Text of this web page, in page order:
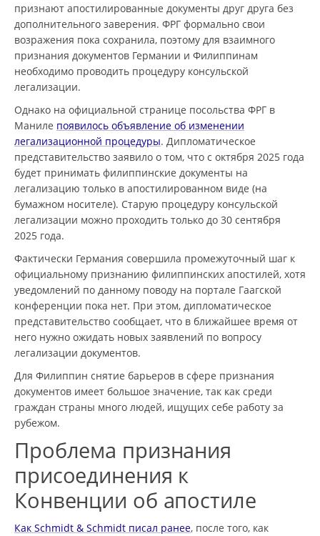
признают апостилированные документы друг друга без
дополнительного заверения. ФРГ формально свои
возражения пока сохранила, поэтому для взаимного
признания документов Германии и Филиппинам
необходимо проводить процедуру консульской
легализации.
Однако на официальной странице посольства ФРГ в
Маниле появилось объявление об изменении
легализационной процедуры. Дипломатическое
представительство заявило о том, что с октября 2025 года
будет принимать филиппинские документы на
легализацию только в апостилированном виде (на
бумажном носителе). Старую процедуру консульской
легализации можно проходить только до 30 сентября
2025 года.
Фактически Германия совершила промежуточный шаг к
официальному признанию филиппинских апостилей, хотя
уведомлений по данному поводу на портале Гаагской
конференции пока нет. При этом, дипломатическое
представительство сообщает, что в ближайшее время от
него нужно ожидать новых заявлений по вопросу
легализации документов.
Для Филиппин снятие барьеров в сфере признания
документов имеет большое значение, так как среди
граждан страны много людей, ищущих себе работу за
рубежом.
Проблема признания
присоединения к
Конвенции об апостиле
Как Schmidt & Schmidt писал ранее, после того, как